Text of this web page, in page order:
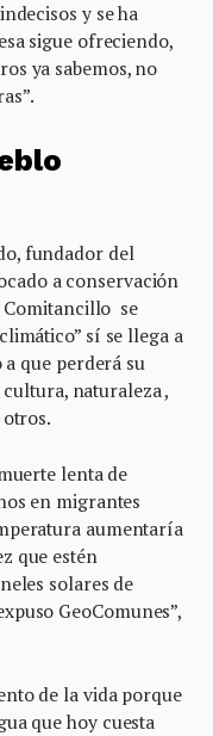
y se ha
sigue ofreciendo,
ya sabemos, no
fundador del
a conservación
Comitancillo se
sí se llega a
que perderá su
naturaleza ,
lenta de
en migrantes
aumentaría
que estén
solares de
GeoComunes”,
de la vida porque
que hoy cuesta